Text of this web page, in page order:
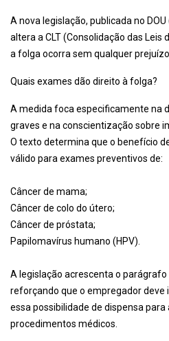
A nova legislação, publicada no
altera a CLT (Consolidação das Leis
a folga ocorra sem qualquer
Quais exames dão direito à folga?
A medida foca especificamente na
graves e na conscientização sobre
O texto determina que o benefício
válido para exames preventivos de:
Câncer de mama;
Câncer de colo do útero;
Câncer de próstata;
Papilomavírus humano (HPV).
A legislação acrescenta o parágrafo
reforçando que o empregador
essa possibilidade de dispensa para
procedimentos médicos.